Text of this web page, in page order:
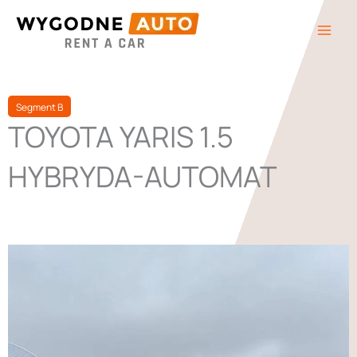
Segment B
TOYOTA YARIS 1.5
HYBRYDA-AUTOMAT